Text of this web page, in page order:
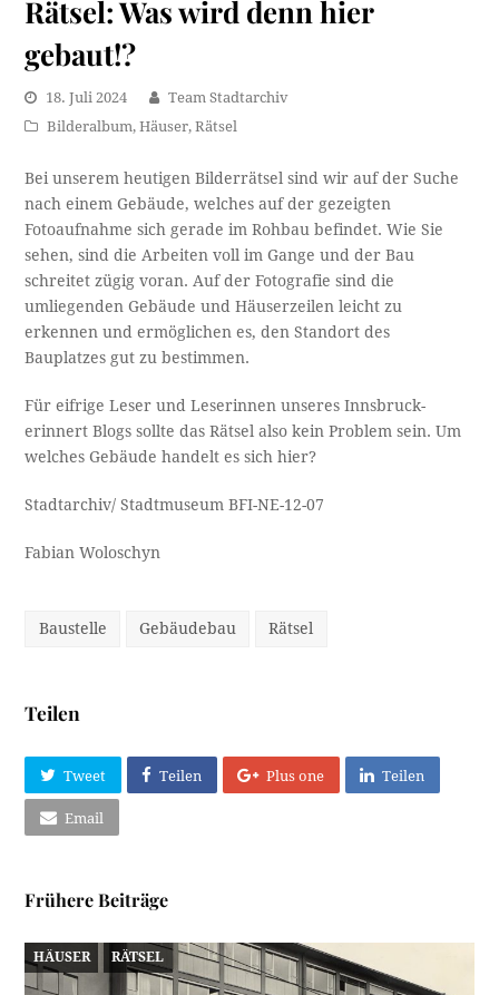
Rätsel: Was wird denn hier
gebaut!?
18. Juli 2024
Team Stadtarchiv
Bilderalbum,Häuser,Rätsel
Bei unserem heutigen Bilderrätsel sind wir auf der Suche
nach einem Gebäude, welches auf der gezeigten
Fotoaufnahme sich gerade im Rohbau befindet. Wie Sie
sehen, sind die Arbeiten voll im Gange und der Bau
schreitet zügig voran. Auf der Fotografie sind die
umliegenden Gebäude und Häuserzeilen leicht zu
erkennen und ermöglichen es, den Standort des
Bauplatzes gut zu bestimmen.
Für eifrige Leser und Leserinnen unseres Innsbruck-
erinnert Blogs sollte das Rätsel also kein Problem sein. Um
welches Gebäude handelt es sich hier?
Stadtarchiv/ Stadtmuseum BFI-NE-12-07
Fabian Woloschyn
Baustelle Gebäudebau Rätsel
Teilen
Tweet Teilen Plus one Teilen
Email
Frühere Beiträge
HÄUSER RÄTSEL